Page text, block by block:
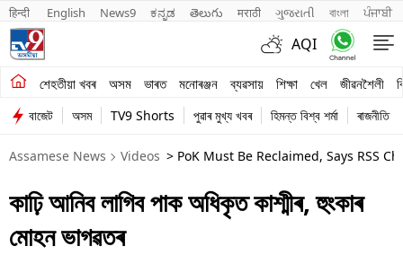
हिन्दी English News9 ಕನ್ನಡ తెలుగు मराठी ગુજરાતી বাংলা ਪੰਜਾਬੀ
AQI
শেহতীয়া খবৰ অসম ভাৰত মনোৰঞ্জন ব্যৱসায় শিক্ষা খেল জীৱনশৈলী
শেহতীয়া খবৰ
অসম
ভাৰত
মনোৰঞ্জন
ব্যৱসায়
বাজেট অসম TV9 Shorts পুৱাৰ মুখ্য খবৰ হিমন্ত বিশ্ব শৰ্মা ৰাজনীতি
Assamese News Videos > PoK Must Be Reclaimed, Says RSS
কাঢ়ি আনিব লাগিব পাক অধিকৃত কাশ্মীৰ, হুংকাৰ
মোহন ভাগৱতৰ